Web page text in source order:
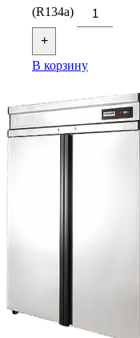
(R134a)
+
В корзину